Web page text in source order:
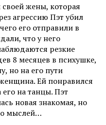
жены, которая
агрессию Пэт убил
его отправили в
что у него
резкие
8 месяцев в психушке,
но на его пути
Ей понравился
на танцы. Пэт
новая знакомая, но
мыслей…